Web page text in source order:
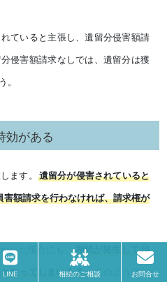
ていると主張し、遺留分侵害額請
侵害額請求なしでは、遺留分は獲
効がある
ます。 遺留分が侵害されていると
額請求を行わなければ、請求権が
った場合にも、
相続が発生して10
なってしまいます。このように、
LINE 相続のご相談 お問合せ